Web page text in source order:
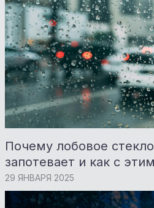
Почему лобовое
запотевает и как с
29 ЯНВАРЯ 2025